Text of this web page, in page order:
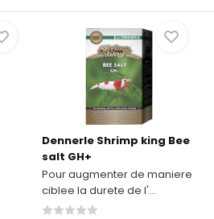
Dennerle Shrimp king Bee
salt GH+
Pour augmenter de maniere
ciblee la durete de l'...